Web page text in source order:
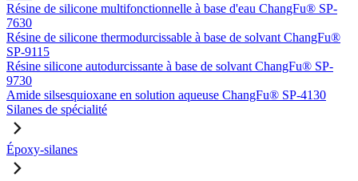
Résine de silicone multifonctionnelle à base d'eau ChangFu® SP-
7630
Résine de silicone thermodurcissable à base de solvant ChangFu®
SP-9115
Résine silicone autodurcissante à base de solvant ChangFu® SP-
9730
Amide silsesquioxane en solution aqueuse ChangFu® SP-4130
Silanes de spécialité
Époxy-silanes